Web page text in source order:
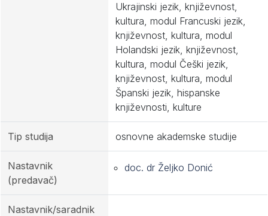
Ukrajinski jezik, književnost,
kultura, modul Francuski jezik,
književnost, kultura, modul
Holandski jezik, književnost,
kultura, modul Češki jezik,
književnost, kultura, modul
Španski jezik, hispanske
književnosti, kulture
Tip studija osnovne akademske studije
Nastavnik
(predavač)
doc. dr Željko Donić
Nastavnik/saradnik